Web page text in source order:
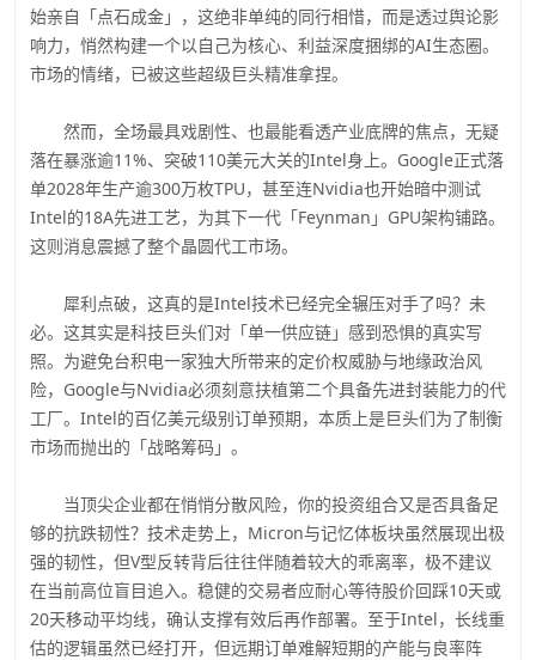
始亲自「点石成金」，这绝非单纯的同行相惜，而是透过舆论影
响力，悄然构建一个以自己为核心、利益深度捆绑的AI生态圈。
市场的情绪，已被这些超级巨头精准拿捏。
然而，全场最具戏剧性、也最能看透产业底牌的焦点，无疑
落在暴涨逾11%、突破110美元大关的Intel身上。Google正式落
单2028年生产逾300万枚TPU，甚至连Nvidia也开始暗中测试
Intel的18A先进工艺，为其下一代「Feynman」GPU架构铺路。
这则消息震撼了整个晶圆代工市场。
犀利点破，这真的是Intel技术已经完全辗压对手了吗？未
必。这其实是科技巨头们对「单一供应链」感到恐惧的真实写
照。为避免台积电一家独大所带来的定价权威胁与地缘政治风
险，Google与Nvidia必须刻意扶植第二个具备先进封装能力的代
工厂。Intel的百亿美元级别订单预期，本质上是巨头们为了制衡
市场而抛出的「战略筹码」。
当顶尖企业都在悄悄分散风险，你的投资组合又是否具备足
够的抗跌韧性？技术走势上，Micron与记忆体板块虽然展现出极
强的韧性，但V型反转背后往往伴随着较大的乖离率，极不建议
在当前高位盲目追入。稳健的交易者应耐心等待股价回踩10天或
20天移动平均线，确认支撑有效后再作部署。至于Intel，长线重
估的逻辑虽然已经打开，但远期订单难解短期的产能与良率阵